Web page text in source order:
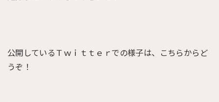
公開しているＴｗｉｔｔｅｒでの様子は、こちらからど
うぞ！